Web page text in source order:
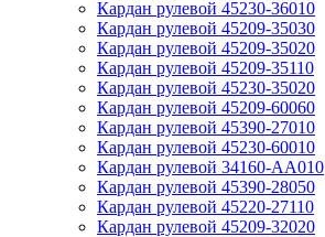
Кардан рулевой 45230-36010
Кардан рулевой 45209-35030
Кардан рулевой 45209-35020
Кардан рулевой 45209-35110
Кардан рулевой 45230-35020
Кардан рулевой 45209-60060
Кардан рулевой 45390-27010
Кардан рулевой 45230-60010
Кардан рулевой 34160-AA010
Кардан рулевой 45390-28050
Кардан рулевой 45220-27110
Кардан рулевой 45209-32020